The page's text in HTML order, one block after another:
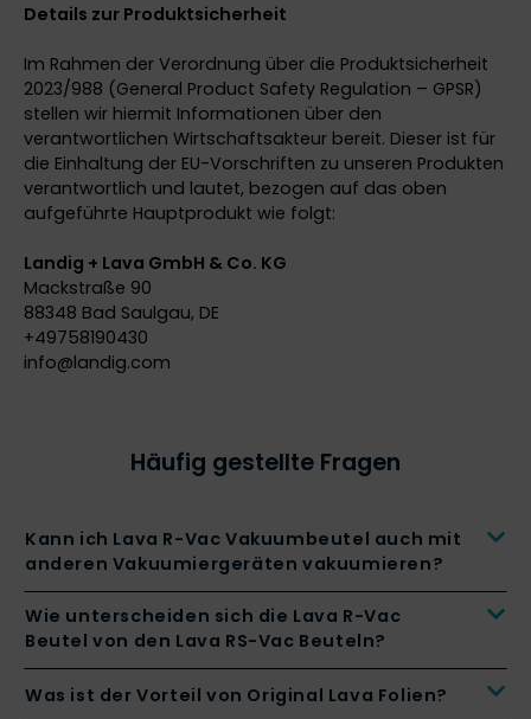
Details zur Produktsicherheit
Im Rahmen der Verordnung über die Produktsicherheit
2023/988 (General Product Safety Regulation – GPSR)
stellen wir hiermit Informationen über den
verantwortlichen Wirtschaftsakteur bereit. Dieser ist für
die Einhaltung der EU-Vorschriften zu unseren Produkten
verantwortlich und lautet, bezogen auf das oben
aufgeführte Hauptprodukt wie folgt:
Landig + Lava GmbH & Co. KG
Mackstraße 90
88348 Bad Saulgau, DE
+49758190430
info@landig.com
Häufig gestellte Fragen
Kann ich Lava R-Vac Vakuumbeutel auch mit
anderen Vakuumiergeräten vakuumieren?
Wie unterscheiden sich die Lava R-Vac
Beutel von den Lava RS-Vac Beuteln?
Was ist der Vorteil von Original Lava Folien?